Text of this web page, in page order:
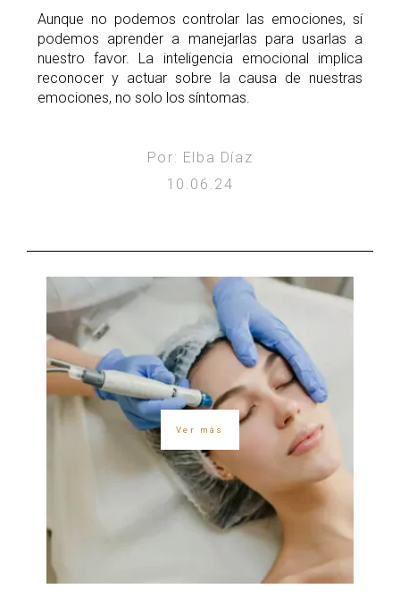
Aunque no podemos controlar las emociones, sí
podemos aprender a manejarlas para usarlas a
nuestro favor. La inteligencia emocional implica
reconocer y actuar sobre la causa de nuestras
emociones, no solo los síntomas.
Por: Elba Díaz
10.06.24
Ver más